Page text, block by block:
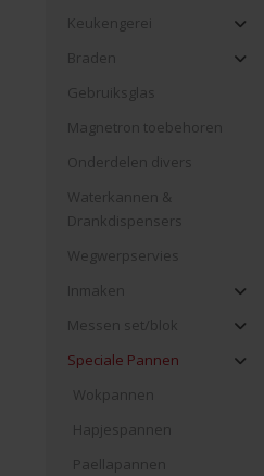
Keukengerei
Braden
Gebruiksglas
Magnetron toebehoren
Onderdelen divers
Waterkannen &
Drankdispensers
Wegwerpservies
Inmaken
Messen set/blok
Speciale Pannen
Wokpannen
Hapjespannen
Paellapannen